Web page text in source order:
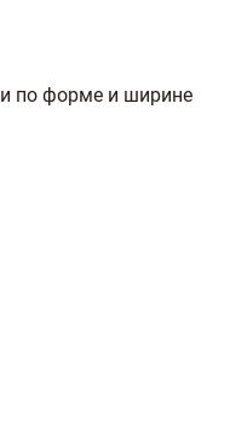
электросамокаты
ездить
(фото)
по форме и ширине